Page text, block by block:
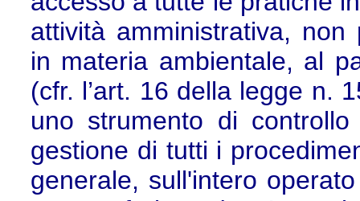
attività amministrativa, non
in materia ambientale, al
(cfr. l’art. 16 della legge n.
uno strumento di
gestione di tutti i
generale, sull'intero